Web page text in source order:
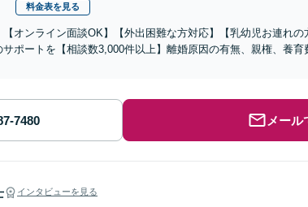
料金表を見る
【オンライン面談OK】【外出困難な方対応】【乳幼児お連れ
ポートを【相談数3,000件以上】離婚原因の有無、親権、養育
メール
インタビューを見る